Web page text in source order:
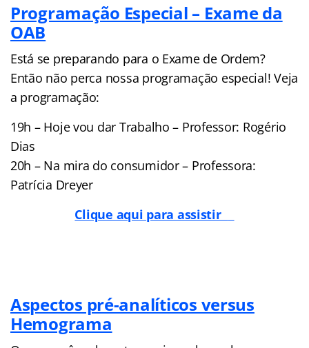
Programação Especial – Exame da
OAB
Está se preparando para o Exame de Ordem?
Então não perca nossa programação especial! Veja
a programação:
19h – Hoje vou dar Trabalho – Professor: Rogério
Dias
20h – Na mira do consumidor – Professora:
Patrícia Dreyer
Clique aqui para assistir
Aspectos pré-analíticos versus
Hemograma